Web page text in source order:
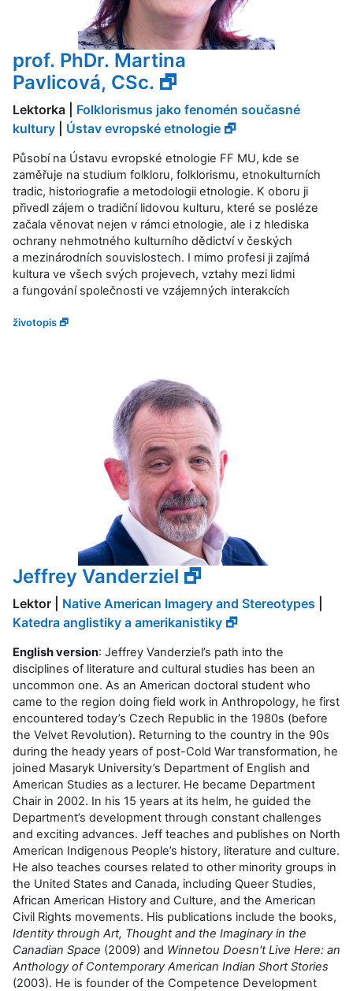
prof. PhDr. Martina
Pavlicová, CSc. 🗗
Lektorka | Folklorismus jako fenomén současné
kultury
Ústav evropské etnologie 🗗
Působí na Ústavu evropské etnologie FF MU, kde se
zaměřuje na studium folkloru, folklorismu, etnokulturních
tradic, historiografie a metodologii etnologie. K oboru ji
přivedl zájem o tradiční lidovou kulturu, které se posléze
začala věnovat nejen v rámci etnologie, ale i z hlediska
ochrany nehmotného kulturního dědictví v českých
a mezinárodních souvislostech. I mimo profesi ji zajímá
kultura ve všech svých projevech, vztahy mezi lidmi
a fungování společnosti ve vzájemných interakcích
životopis 🗗
Jeffrey Vanderziel 🗗
Lektor | Native American Imagery and Stereotypes
Katedra anglistiky a amerikanistiky 🗗
English version: Jeffrey Vanderziel’s path into the
disciplines of literature and cultural studies has been an
uncommon one. As an American doctoral student who
came to the region doing field work in Anthropology, he first
encountered today’s Czech Republic in the 1980s (before
the Velvet Revolution). Returning to the country in the 90s
during the heady years of post-Cold War transformation, he
joined Masaryk University’s Department of English and
American Studies as a lecturer. He became Department
Chair in 2002. In his 15 years at its helm, he guided the
Department’s development through constant challenges
and exciting advances. Jeff teaches and publishes on North
American Indigenous People’s history, literature and culture.
He also teaches courses related to other minority groups in
the United States and Canada, including Queer Studies,
African American History and Culture, and the American
Civil Rights movements. His publications include the books,
Identity through Art, Thought and the Imaginary in the
Canadian Space (2009) and Winnetou Doesn't Live Here: an
Anthology of Contemporary American Indian Short Stories
(2003). He is founder of the Competence Development